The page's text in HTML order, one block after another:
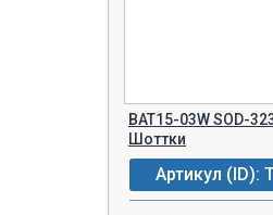
BAT15-03W SOD-
Шоттки
Артикул (ID):